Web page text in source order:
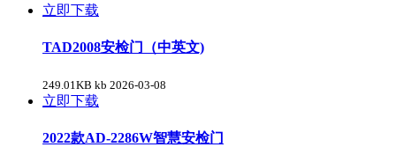
立即下载
TAD2008安检门（中英文)
249.01KB kb 2026-03-08
立即下载
2022款AD-2286W智慧安检门